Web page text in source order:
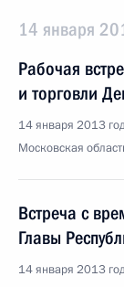
14 января
Рабочая
и торговли
14 января 2013
Московская
Встреча с
Главы
14 января 2013